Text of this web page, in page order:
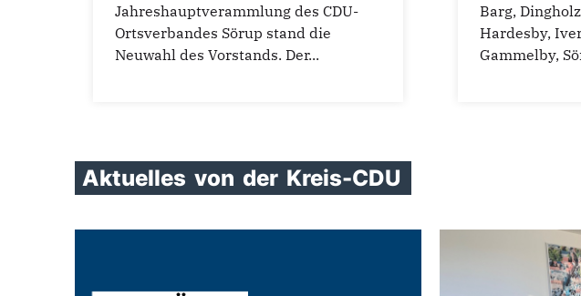
Jahreshauptverammlung des CDU-
Ortsverbandes Sörup stand die
Neuwahl des Vorstands. Der...
Barg,
Hardesby,
Gammelby,
Aktuelles von der Kreis-CDU